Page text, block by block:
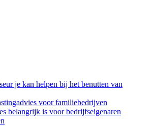
je kan helpen bij het benutten van
voor familiebedrijven
belangrijk is voor bedrijfseigenaren